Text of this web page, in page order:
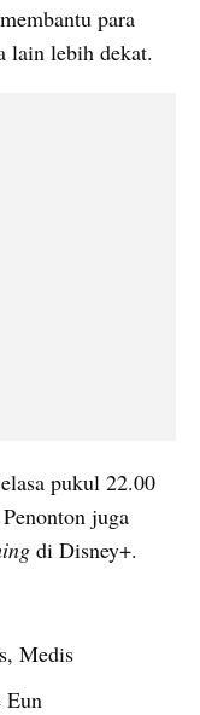
para
lain lebih dekat.
pukul 22.00
juga
di Disney+.
Medis
Eun